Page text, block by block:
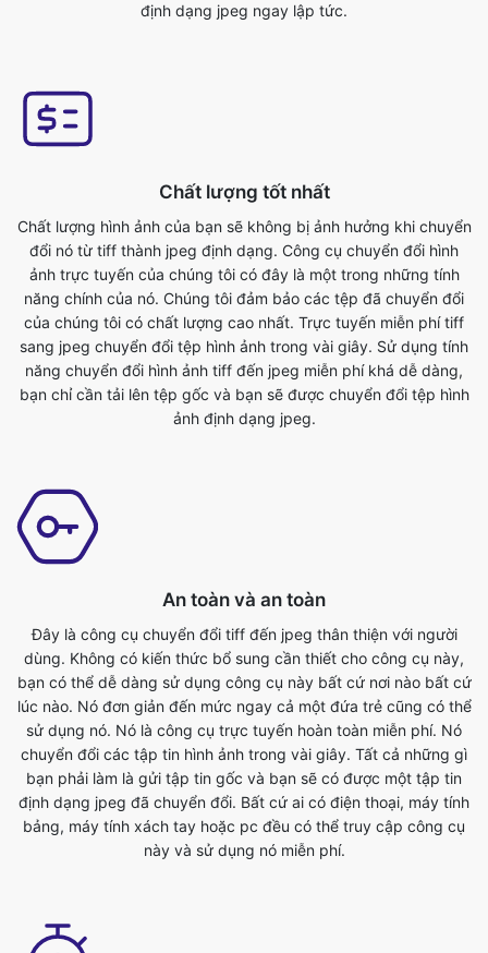
Chất lượng hình ảnh của bạn sẽ không bị ảnh hưởng khi chuyển
ảnh trực tuyến của chúng tôi có đây là một trong những tính
năng chính của nó. Chúng tôi đảm bảo các tệp đã chuyển đổi
của chúng tôi có chất lượng cao nhất. Trực tuyến miễn phí tiff
sang jpeg chuyển đổi tệp hình ảnh trong vài giây. Sử dụng tính
năng chuyển đổi hình ảnh tiff đến jpeg miễn phí khá dễ dàng,
bạn chỉ cần tải lên tệp gốc và bạn sẽ được chuyển đổi tệp hình
ảnh định dạng jpeg.
Đây là công cụ chuyển đổi tiff đến jpeg thân thiện với người
dùng. Không có kiến thức bổ sung cần thiết cho công cụ này,
bạn có thể dễ dàng sử dụng công cụ này bất cứ nơi nào bất cứ
sử dụng nó. Nó là công cụ trực tuyến hoàn toàn miễn phí. Nó
chuyển đổi các tập tin hình ảnh trong vài giây. Tất cả những gì
bạn phải làm là gửi tập tin gốc và bạn sẽ có được một tập tin
định dạng jpeg đã chuyển đổi. Bất cứ ai có điện thoại, máy tính
bảng, máy tính xách tay hoặc pc đều có thể truy cập công cụ
này và sử dụng nó miễn phí.